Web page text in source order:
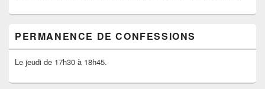
PERMANENCE DE CONFESSIONS
Le jeudi de 17h30 à 18h45.